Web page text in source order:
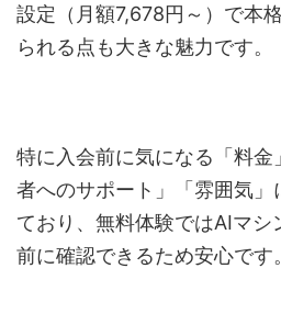
設定（月額7,678円～）で本
られる点も大きな魅力です。
特に入会前に気になる「料
者へのサポート」「雰囲気」
ており、無料体験ではAIマ
前に確認できるため安心です。